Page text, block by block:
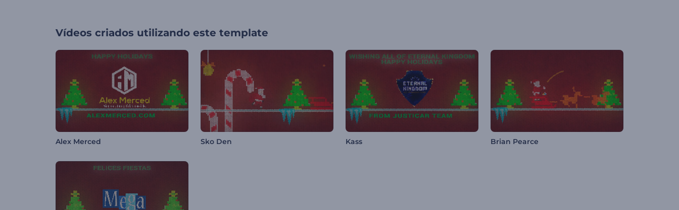
Vídeos criados utilizando este template
Alex Merced Sko Den Kass Brian Pearce